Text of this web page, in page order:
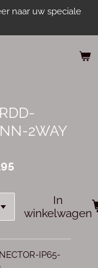
naar uw speciale
2WAY
In
winkelwagen
IP65-